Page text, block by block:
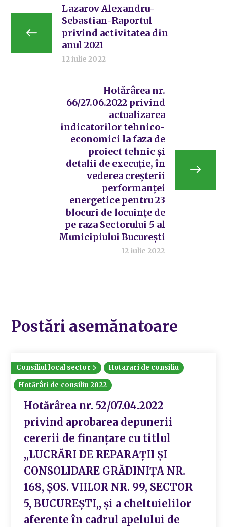
Lazarov Alexandru-
Sebastian-Raportul
privind activitatea din
anul 2021
12 iulie 2022
Hotărârea nr.
66/27.06.2022 privind
actualizarea
indicatorilor tehnico-
economici la faza de
proiect tehnic și
detalii de execuție, în
vederea creșterii
performanței
energetice pentru 23
blocuri de locuințe de
pe raza Sectorului 5 al
Municipiului București
12 iulie 2022
Postări asemănatoare
Consiliul local sector 5
Hotarari de consiliu
Hotărâri de consiliu 2022
Hotărârea nr. 52/07.04.2022
privind aprobarea depunerii
cererii de finanțare cu titlul
,,LUCRĂRI DE REPARAȚII ȘI
CONSOLIDARE GRĂDINIȚA NR.
168, ȘOS. VIILOR NR. 99, SECTOR
5, BUCUREȘTI,, și a cheltuielilor
aferente în cadrul apelului de